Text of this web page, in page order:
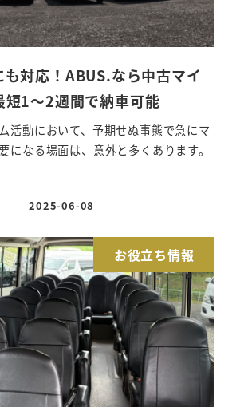
も対応！ABUS.なら中古マイ
短1～2週間で納車可能
活動において、予期せぬ事態で急にマ
になる場面は、意外と多くあります。
投稿日
2025-06-08
お役立ち情報